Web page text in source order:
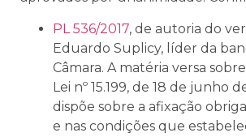
PL 536/2017, de autoria do
Eduardo Suplicy, líder da
Câmara. A matéria versa
Lei nº 15.199, de 18 de junho
dispõe sobre a afixação
e nas condições que